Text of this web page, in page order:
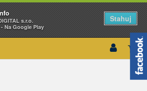
s.r.o.
Na Google Play
Stahuj